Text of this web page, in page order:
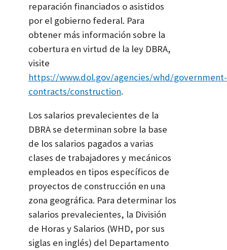
reparación financiados o asistidos
por el gobierno federal. Para
obtener más información sobre la
cobertura en virtud de la ley DBRA,
visite
https://www.dol.gov/agencies/whd/government-
contracts/construction.
Los salarios prevalecientes de la
DBRA se determinan sobre la base
de los salarios pagados a varias
clases de trabajadores y mecánicos
empleados en tipos específicos de
proyectos de construcción en una
zona geográfica. Para determinar los
salarios prevalecientes, la División
de Horas y Salarios (WHD, por sus
siglas en inglés) del Departamento